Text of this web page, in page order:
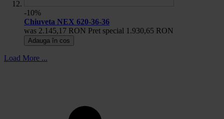
-10%
Chiuveta NEX 620-36-36
was 2.145,17 RON Pret special 1.930,65 RON
Adauga în cos
Load More ...